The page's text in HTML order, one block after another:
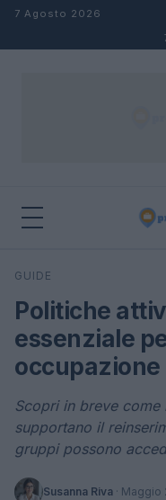
Salta al contenuto
7 Agosto 2026
Cerca
GUIDE
Politiche
essenziale
occupazione
Scopri in breve
supportano il
gruppi possono
Susanna Riva · Maggio